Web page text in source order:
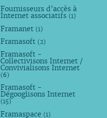
Fournisseurs d’accès à
Internet associatifs (1)
Framanet (1)
Framasoft (2)
Framasoft -
Collectivisons Internet /
Convivialisons Internet
(6)
Framasoft -
Dégooglisons Internet
(15)
Framaspace (1)